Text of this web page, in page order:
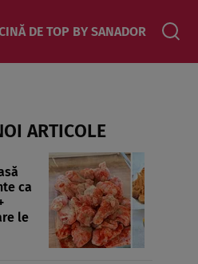
DE TOP BY SANADOR
ARTICOLE
ca
le